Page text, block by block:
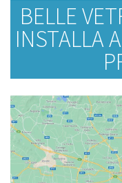
BELLE
INSTALLA